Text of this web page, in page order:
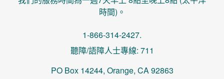
時間)。
1-866-314-2427.
聽障/語障人士專線: 711
PO Box 14244, Orange, CA 92863